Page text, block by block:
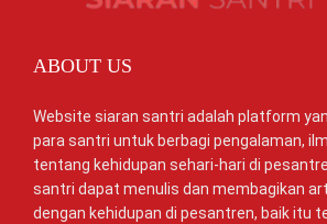
ABOUT US
Website siaran santri adalah platform
para santri untuk berbagi pengalaman,
tentang kehidupan sehari-hari di
santri dapat menulis dan membagikan
dengan kehidupan di pesantren, baik itu